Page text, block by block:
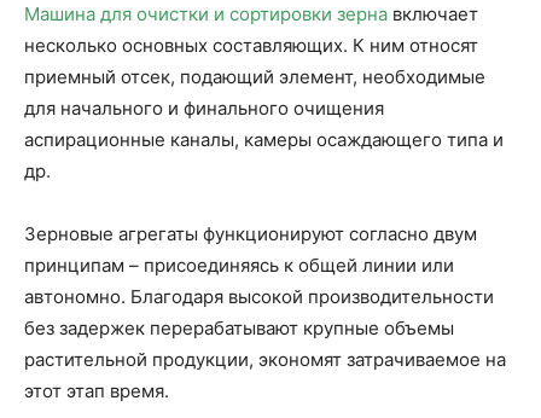
Машина для очистки и сортировки зерна включает
несколько основных составляющих. К ним относят
приемный отсек, подающий элемент, необходимые
для начального и финального очищения
аспирационные каналы, камеры осаждающего типа и
др.
Зерновые агрегаты функционируют согласно двум
принципам – присоединяясь к общей линии или
автономно. Благодаря высокой производительности
без задержек перерабатывают крупные объемы
растительной продукции, экономят затрачиваемое на
этот этап время.